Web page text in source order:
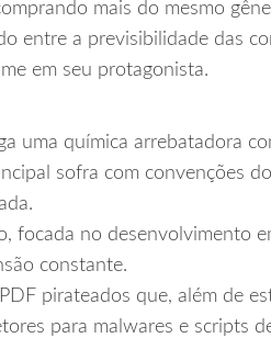
mais do mesmo
entre a previsibilidade das
em seu protagonista.
uma química arrebatadora
sofra com convenções
focada no desenvolvimento
constante.
pirateados que, além de
para malwares e scripts